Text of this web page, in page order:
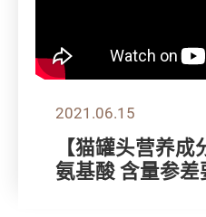
2021.06.15
【猫罐头营养成
氨基酸 含量参差